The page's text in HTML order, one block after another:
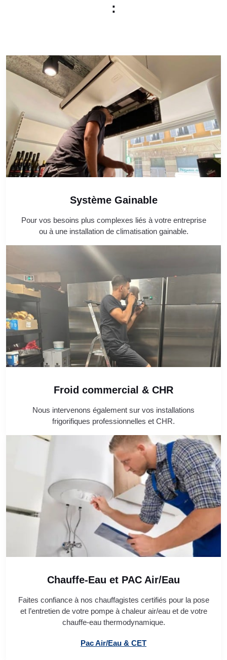
:
Système Gainable
Pour vos besoins plus complexes liés à votre entreprise
ou à une installation de climatisation gainable.
Froid commercial & CHR
Nous intervenons également sur vos installations
frigorifiques professionnelles et CHR.
Chauffe-Eau et PAC Air/Eau
Faites confiance à nos chauffagistes certifiés pour la pose
et l’entretien de votre pompe à chaleur air/eau et de votre
chauffe-eau thermodynamique.
Pac Air/Eau & CET